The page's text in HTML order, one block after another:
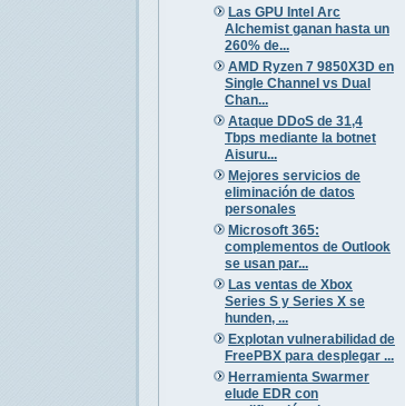
Las GPU Intel Arc
Alchemist ganan hasta un
260% de...
AMD Ryzen 7 9850X3D en
Single Channel vs Dual
Chan...
Ataque DDoS de 31,4
Tbps mediante la botnet
Aisuru...
Mejores servicios de
eliminación de datos
personales
Microsoft 365:
complementos de Outlook
se usan par...
Las ventas de Xbox
Series S y Series X se
hunden, ...
Explotan vulnerabilidad de
FreePBX para desplegar ...
Herramienta Swarmer
elude EDR con